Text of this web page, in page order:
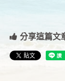
分享這篇文